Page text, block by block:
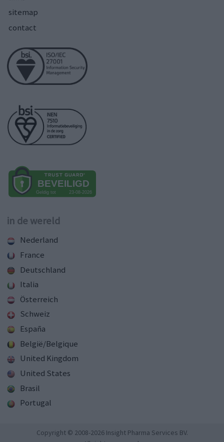
sitemap
contact
in de wereld
Nederland
France
Deutschland
Italia
Österreich
Schweiz
España
België/Belgique
United Kingdom
United States
Brasil
Portugal
Copyright © 2008-2026 Insight Pharma Services BV.